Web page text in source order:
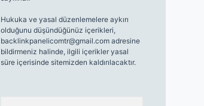
Hukuka ve yasal düzenlemelere aykırı
olduğunu düşündüğünüz içerikleri,
backlinkpanelicomtr@gmail.comadresine
bildirmeniz halinde, ilgili içerikler yasal
süre içerisinde sitemizden kaldırılacaktır.